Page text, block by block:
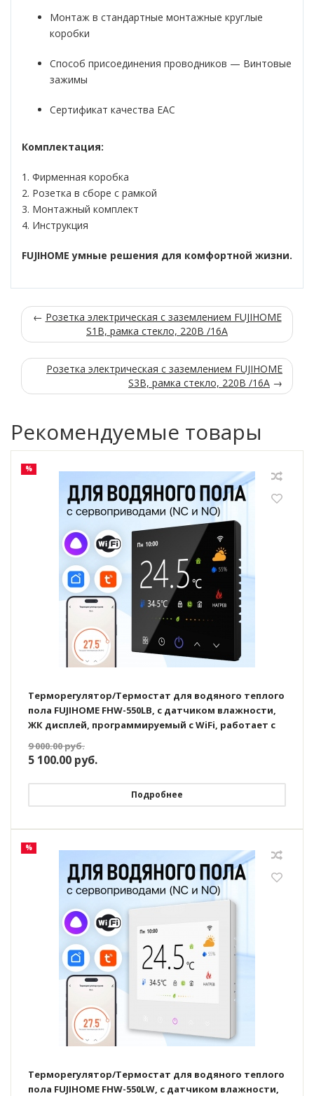
Монтаж в стандартные монтажные круглые
коробки
Способ присоединения проводников — Винтовые
зажимы
Сертификат качества EAC
Комплектация:
1. Фирменная коробка
2. Розетка в сборе с рамкой
3. Монтажный комплект
4. Инструкция
FUJIHOME умные решения для комфортной жизни.
← Розетка электрическая с заземлением FUJIHOME
S1B, рамка стекло, 220В /16А
Розетка электрическая с заземлением FUJIHOME
S3B, рамка стекло, 220В /16А →
Рекомендуемые товары
%
Терморегулятор/Термостат для водяного теплого
пола FUJIHOME FHW-550LB, с датчиком влажности,
ЖК дисплей, программируемый с WiFi, работает с
Яндекс Алисой
9 000.00руб.
5 100.00 руб.
Подробнее
%
Терморегулятор/Термостат для водяного теплого
пола FUJIHOME FHW-550LW, с датчиком влажности,